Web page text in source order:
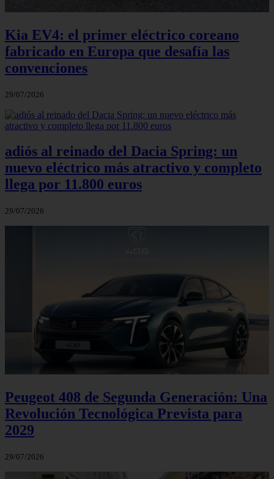
Kia EV4: el primer eléctrico coreano
fabricado en Europa que desafía las
convenciones
29/07/2026
adiós al reinado del Dacia Spring: un
nuevo eléctrico más atractivo y completo
llega por 11.800 euros
29/07/2026
Peugeot 408 de Segunda Generación: Una
Revolución Tecnológica Prevista para
2029
29/07/2026